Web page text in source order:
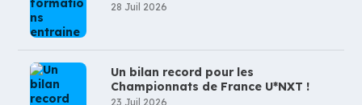
28 Juil 2026
Un bilan record pour les
Championnats de France U*NXT !
23 Juil 2026